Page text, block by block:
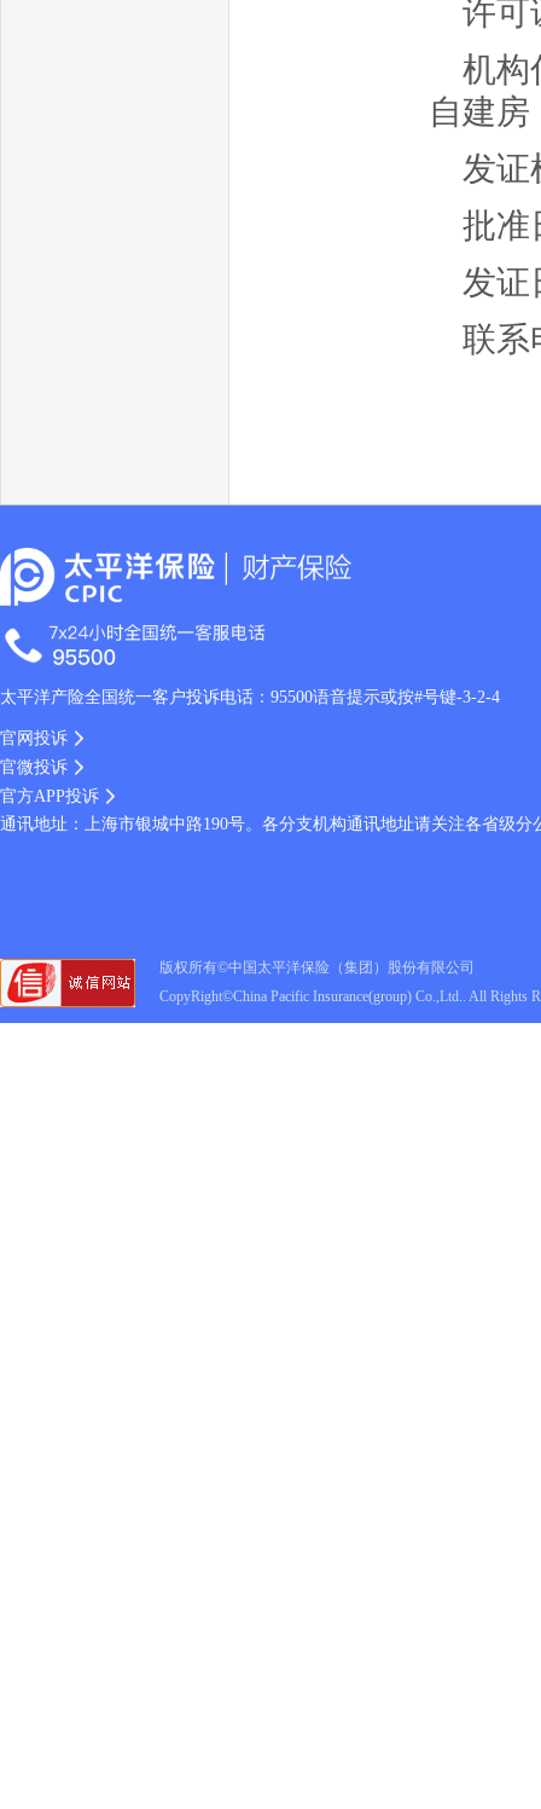
许可
机构
自建房
发证
批准
发证
联系
太平洋产险全国统一客户投诉电话：95500语音提示或按#号键-3-2-4
官网投诉
官微投诉
官方APP投诉
通讯地址：上海市银城中路190号。各分支机构通讯地址请关注各省级
版权所有©中国太平洋保险（集团）股份有限公司
CopyRight©China Pacific Insurance(group) Co.,Ltd.. All Rights